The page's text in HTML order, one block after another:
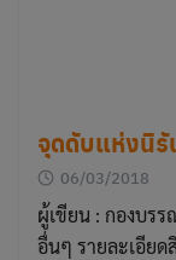
จุดดับแห่งนิรั
06/03/2018
ผู้เขียน : กองบร
อื่นๆ รายละเอีย